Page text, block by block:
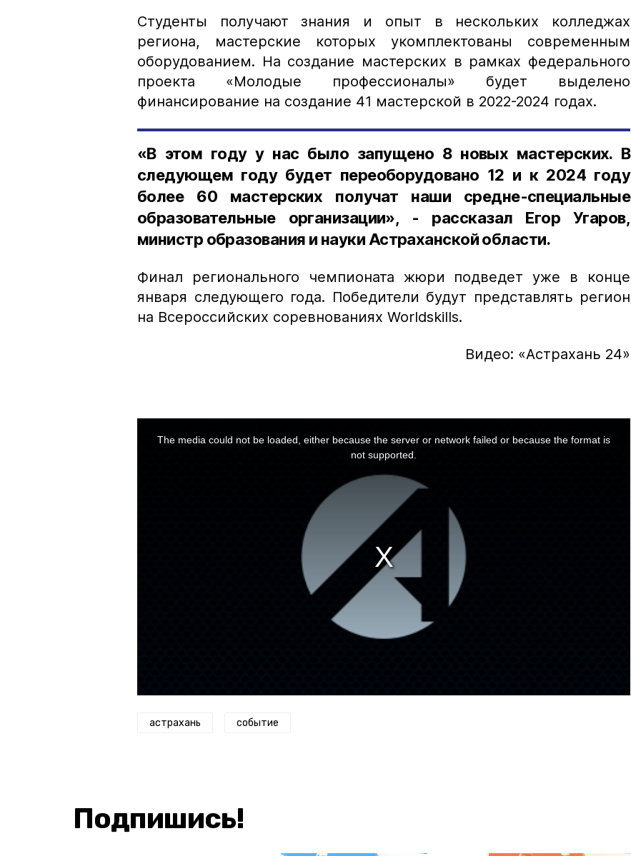
Студенты получают знания и опыт в нескольких колледжах
региона, мастерские которых укомплектованы современным
оборудованием. На создание мастерских в рамках федерального
проекта «Молодые профессионалы» будет выделено
финансирование на создание 41 мастерской в 2022-2024 годах.
«В этом году у нас было запущено 8 новых мастерских. В
следующем году будет переоборудовано 12 и к 2024 году
более 60 мастерских получат наши средне-специальные
образовательные организации», - рассказал Егор Угаров,
министр образования и науки Астраханской области.
Финал регионального чемпионата жюри подведет уже в конце
января следующего года. Победители будут представлять регион
на Всероссийских соревнованиях Worldskills.
Видео: «Астрахань 24»
The media could not be loaded, either because the server or network failed or because the format is
not supported.
астрахань событие
Подпишись!